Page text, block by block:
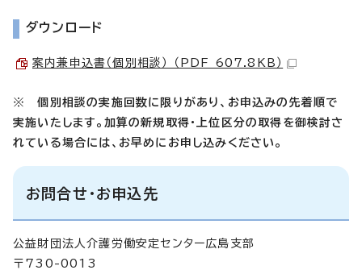
ダウンロード
案内兼申込書（個別相談） （PDF 607.8KB）
※個別相談の実施回数に限りがあり、お申込みの先着順で
実施いたします。加算の新規取得・上位区分の取得を御検討さ
れている場合には、お早めにお申し込みください。
お問合せ・お申込先
公益財団法人介護労働安定センター広島支部
〒730-0013